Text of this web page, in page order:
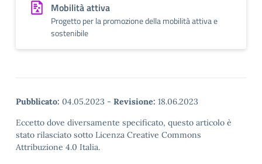
Mobilità attiva
Progetto per la promozione della mobilità attiva e
sostenibile
Pubblicato: 04.05.2023 - Revisione: 18.06.2023
Eccetto dove diversamente specificato, questo articolo è
stato rilasciato sotto Licenza Creative Commons
Attribuzione 4.0 Italia.